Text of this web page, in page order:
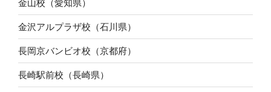
金山校（愛知県）
金沢アルプラザ校（石川県）
長岡京バンビオ校（京都府）
長崎駅前校（長崎県）